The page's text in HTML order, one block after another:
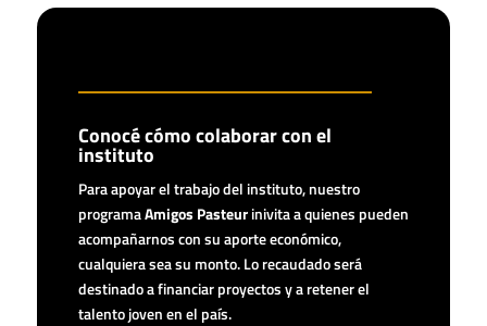
Conocé cómo colaborar con el
instituto
Para apoyar el trabajo del instituto, nuestro
programaAmigos Pasteur inivita a quienes pueden
acompañarnos con su aporte económico,
cualquiera sea su monto. Lo recaudado será
destinado a financiar proyectos y a retener el
talento joven en el país.